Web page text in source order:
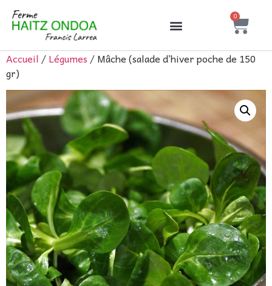
0
Accueil/Légumes/ Mâche (salade d’hiver poche de 150
gr)